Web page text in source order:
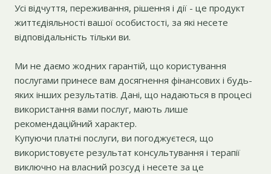
Усі відчуття, переживання, рішення і дії - це продукт
життєдіяльності вашої особистості, за які несете
відповідальність тільки ви.
Ми не даємо жодних гарантій, що користування
послугами принесе вам досягнення фінансових і будь-
яких інших результатів. Дані, що надаються в процесі
використання вами послуг, мають лише
рекомендаційний характер.
Купуючи платні послуги, ви погоджуєтеся, що
використовуєте результат консультування і терапії
виключно на власний розсуд і несете за це